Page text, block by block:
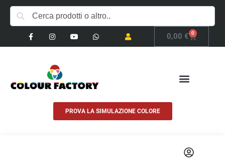
0,00 € 0
PROVA LA SIMULAZIONE COLORE